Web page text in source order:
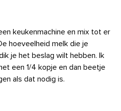
keukenmachine en mix tot er
hoeveelheid melk die je
je het beslag wilt hebben. Ik
een 1/4 kopje en dan beetje
als dat nodig is.